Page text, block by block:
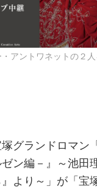
アントワネットの２
グランドロマン
ン編－』～池田
より～」が「宝